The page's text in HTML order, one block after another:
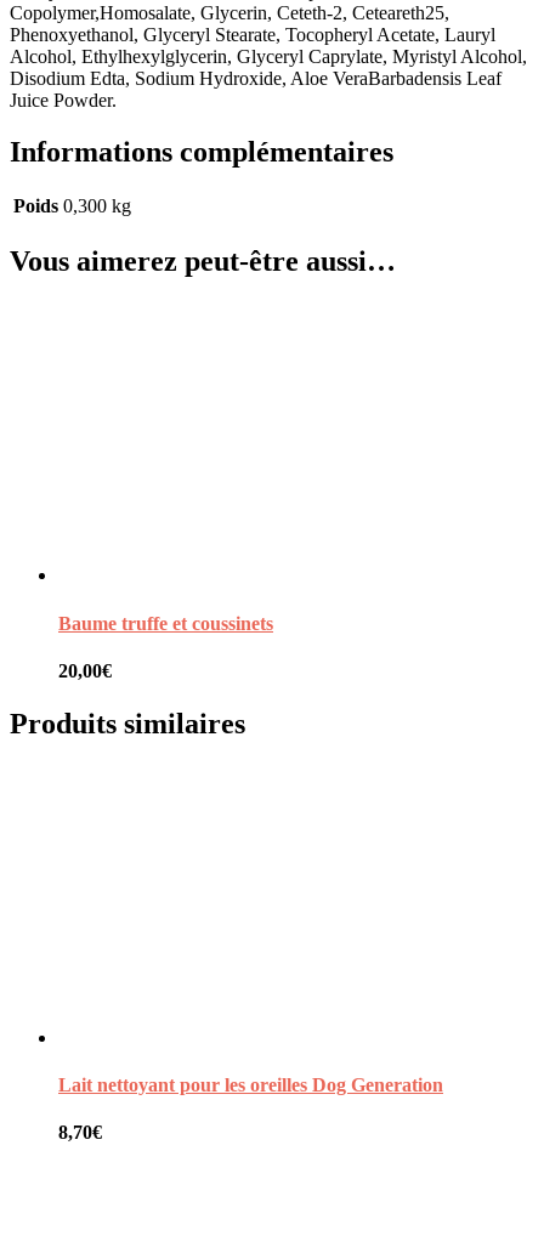
Copolymer,Homosalate, Glycerin, Ceteth-2, Ceteareth25,
Phenoxyethanol, Glyceryl Stearate, Tocopheryl Acetate, Lauryl
Alcohol, Ethylhexylglycerin, Glyceryl Caprylate, Myristyl Alcohol,
Disodium Edta, Sodium Hydroxide, Aloe VeraBarbadensis Leaf
Juice Powder.
Informations complémentaires
Poids 0,300 kg
Vous aimerez peut-être aussi…
Baume truffe et coussinets
20,00€
Produits similaires
Lait nettoyant pour les oreilles Dog Generation
8,70€